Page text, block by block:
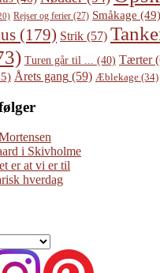
Rejser og ferier (27) Småkage (49)
(179) Strik (57)
Turen går til ... (40) Tærter
Årets gang (59) Æblekage (34)
i Skivholme
er at vi er til
hverdag